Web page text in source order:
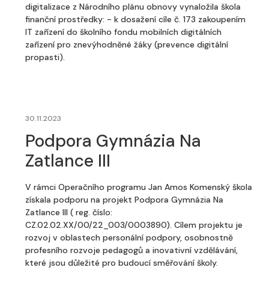
digitalizace z Národního plánu obnovy vynaložila škola
finanční prostředky: - k dosažení cíle č. 173 zakoupením
IT zařízení do školního fondu mobilních digitálních
zařízení pro znevýhodněné žáky (prevence digitální
propasti).
30.11.2023
Podpora Gymnázia Na
Zatlance III
V rámci Operačního programu Jan Amos Komenský škola
získala podporu na projekt Podpora Gymnázia Na
Zatlance III ( reg. číslo:
CZ.02.02.XX/00/22_003/0003890). Cílem projektu je
rozvoj v oblastech personální podpory, osobnostně
profesního rozvoje pedagogů a inovativní vzdělávání,
které jsou důležité pro budoucí směřování školy.